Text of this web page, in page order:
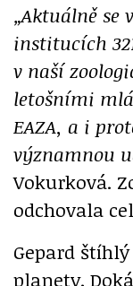
„Aktuálně se
institucích
v naší
letošními
EAZA, a i
významnou
Vokurková.
odchovala
Gepard
planety.